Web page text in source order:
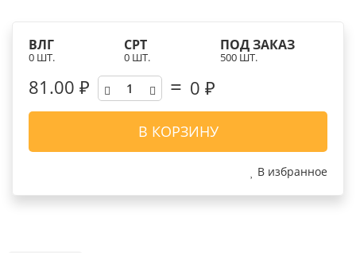
ВЛГ
0 ШТ.
СРТ
0 ШТ.
ПОД ЗАКАЗ
500 ШТ.
81.00 ₽ 0 ₽
В КОРЗИНУ
В избранное